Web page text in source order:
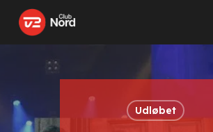
main
Udløbet